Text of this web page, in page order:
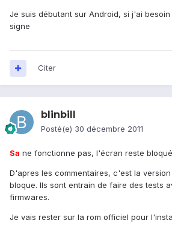
Je suis débutant sur Android, si j'ai
signe
Citer
blinbill
Posté(e) 30 décembre 2011
Sa ne fonctionne pas, l'écran reste bloqué
D'apres les commentaires, c'est la
bloque. Ils sont entrain de faire des tests
firmwares.
Je vais rester sur la rom officiel pour